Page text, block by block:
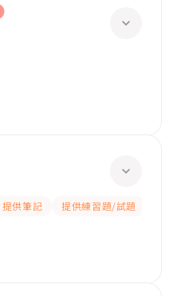
提供筆記 提供練習題/試題